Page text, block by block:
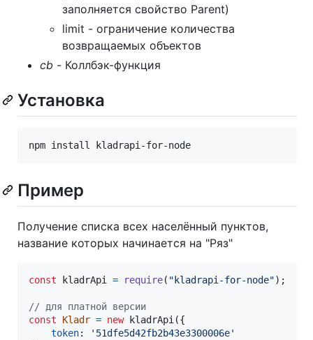
заполняется свойство Parent)
limit - ограничение количества
возвращаемых объектов
cb - Коллбэк-функция
Установка
Пример
Получение списка всех населённый пунктов,
название которых начинается на "Ряз"
const kladrApi = require( "kladrapi-for-node") ;
// для платной версии
const
Kladr = new kladrApi ({
token:
'51dfe5d42fb2b43e3300006e'